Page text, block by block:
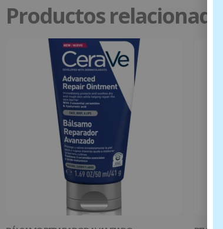
Productos relacionados